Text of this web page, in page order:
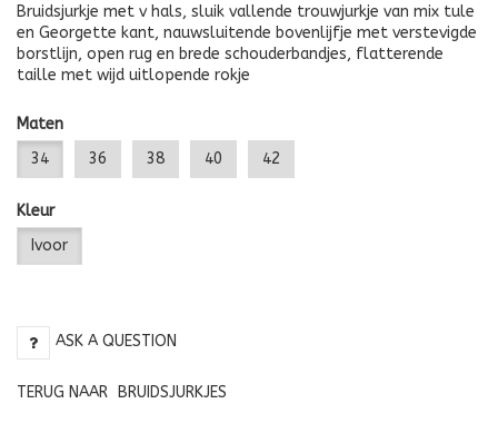
Bruidsjurkje met v hals, sluik vallende trouwjurkje van mix tule
en Georgette kant, nauwsluitende bovenlijfje met verstevigde
borstlijn, open rug en brede schouderbandjes, flatterende
taille met wijd uitlopende rokje
Maten
34
36 38 40 42
Kleur
Ivoor
ASK A QUESTION
TERUG NAAR BRUIDSJURKJES